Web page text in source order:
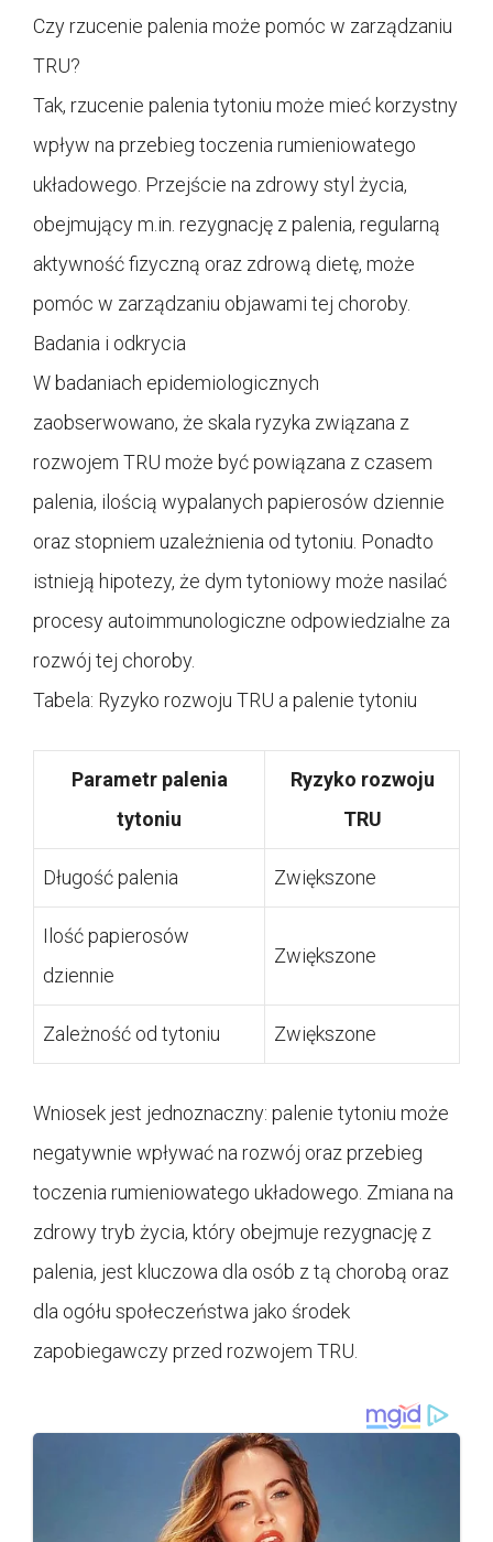
Czy rzucenie palenia może pomóc w zarządzaniu
TRU?
Tak, rzucenie palenia tytoniu może mieć korzystny
wpływ na przebieg toczenia rumieniowatego
układowego. Przejście na zdrowy styl życia,
obejmujący m.in. rezygnację z palenia, regularną
aktywność fizyczną oraz zdrową dietę, może
pomóc w zarządzaniu objawami tej choroby.
Badania i odkrycia
W badaniach epidemiologicznych
zaobserwowano, że skala ryzyka związana z
rozwojem TRU może być powiązana z czasem
palenia, ilością wypalanych papierosów dziennie
oraz stopniem uzależnienia od tytoniu. Ponadto
istnieją hipotezy, że dym tytoniowy może nasilać
procesy autoimmunologiczne odpowiedzialne za
rozwój tej choroby.
Tabela: Ryzyko rozwoju TRU a palenie tytoniu
Parametr palenia
tytoniu
Ryzyko rozwoju
TRU
Długość palenia Zwiększone
Ilość papierosów
dziennie
Zwiększone
Zależność od tytoniu Zwiększone
Wniosek jest jednoznaczny: palenie tytoniu może
negatywnie wpływać na rozwój oraz przebieg
toczenia rumieniowatego układowego. Zmiana na
zdrowy tryb życia, który obejmuje rezygnację z
palenia, jest kluczowa dla osób z tą chorobą oraz
dla ogółu społeczeństwa jako środek
zapobiegawczy przed rozwojem TRU.